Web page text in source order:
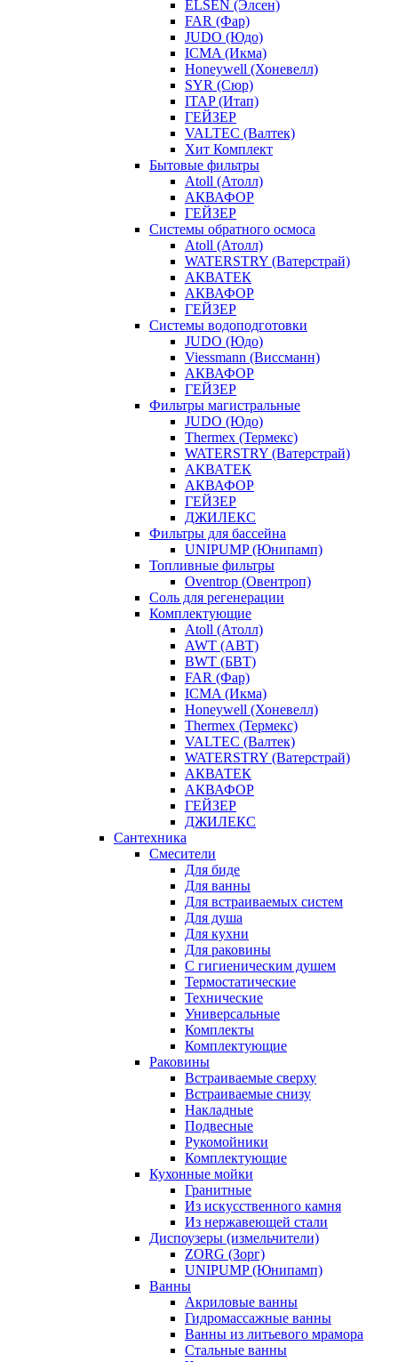
ELSEN (Элсен)
FAR (Фар)
JUDO (Юдо)
ICMA (Икма)
Honeywell (Хоневелл)
SYR (Сюр)
ITAP (Итап)
ГЕЙЗЕР
VALTEC (Валтек)
Хит Комплект
Бытовые фильтры
Atoll (Атолл)
АКВАФОР
ГЕЙЗЕР
Системы обратного осмоса
Atoll (Атолл)
WATERSTRY (Ватерстрай)
АКВАТЕК
АКВАФОР
ГЕЙЗЕР
Системы водоподготовки
JUDO (Юдо)
Viessmann (Виссманн)
АКВАФОР
ГЕЙЗЕР
Фильтры магистральные
JUDO (Юдо)
Thermex (Термекс)
WATERSTRY (Ватерстрай)
АКВАТЕК
АКВАФОР
ГЕЙЗЕР
ДЖИЛЕКС
Фильтры для бассейна
UNIPUMP (Юнипамп)
Топливные фильтры
Oventrop (Овентроп)
Соль для регенерации
Комплектующие
Atoll (Атолл)
AWT (АВТ)
BWT (БВТ)
FAR (Фар)
ICMA (Икма)
Honeywell (Хоневелл)
Thermex (Термекс)
VALTEC (Валтек)
WATERSTRY (Ватерстрай)
АКВАТЕК
АКВАФОР
ГЕЙЗЕР
ДЖИЛЕКС
Сантехника
Смесители
Для биде
Для ванны
Для встраиваемых систем
Для душа
Для кухни
Для раковины
С гигиеническим душем
Термостатические
Технические
Универсальные
Комплекты
Комплектующие
Раковины
Встраиваемые сверху
Встраиваемые снизу
Накладные
Подвесные
Рукомойники
Комплектующие
Кухонные мойки
Гранитные
Из искусственного камня
Из нержавеющей стали
Диспоузеры (измельчители)
ZORG (Зорг)
UNIPUMP (Юнипамп)
Ванны
Акриловые ванны
Гидромассажные ванны
Ванны из литьевого мрамора
Стальные ванны